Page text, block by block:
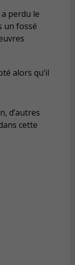
perdu le
un fossé
alors qu’il
d’autres
cette